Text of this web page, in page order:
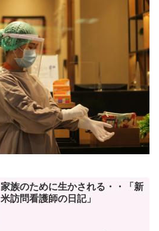
家族のために生かされる・・「新
米訪問看護師の日記」